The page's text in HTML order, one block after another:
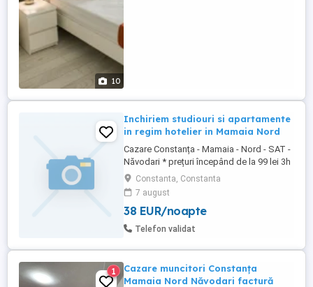
10
Inchiriem studiouri si apartamente
in regim hotelier in Mamaia Nord
Cazare Constanța - Mamaia - Nord - SAT -
Năvodari * prețuri începând de la 99 lei 3h
in intervalul (08.00-18.00) *Vă punem la
dispozitie apartamente si studiouri în
Mamaia nord zona: Hanul Piraților, Hanul
cu Pește, Opera, Onix, Titanic, Uzina de
Pizza, Mackerel, Resort Building Ștefan,
Constanta, Constanta
7 august
38 EUR/noapte
Telefon validat
1
Cazare muncitori Constanța
Mamaia Nord Năvodari factură